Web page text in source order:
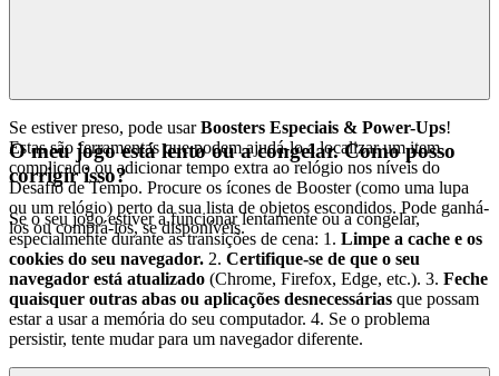
Se estiver preso, pode usarBoosters Especiais & Power-Ups!
Estas são ferramentas que podem ajudá-lo a localizar um item
complicado ou adicionar tempo extra ao relógio nos níveis do
Desafio de Tempo. Procure os ícones de Booster (como uma lupa
ou um relógio) perto da sua lista de objetos escondidos. Pode ganhá-
los ou comprá-los, se disponíveis.
O meu jogo está lento ou a congelar. Como posso
corrigir isso?
Se o seu jogo estiver a funcionar lentamente ou a congelar,
especialmente durante as transições de cena: 1. Limpe a cache e os
cookies do seu navegador. 2. Certifique-se de que o seu
navegador está atualizado (Chrome, Firefox, Edge, etc.). 3. Feche
quaisquer outras abas ou aplicações desnecessárias que possam
estar a usar a memória do seu computador. 4. Se o problema
persistir, tente mudar para um navegador diferente.